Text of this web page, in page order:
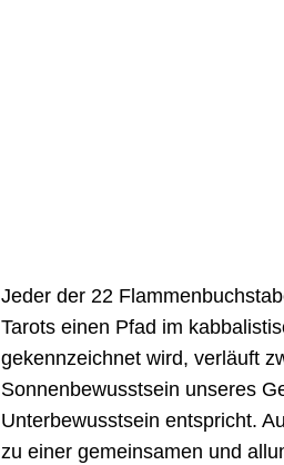
Jeder der 22
Tarots einen Pfad im
gekennzeichnet wird, verläuft
Sonnenbewusstsein unseres
Unterbewusstsein entspricht.
zu einer gemeinsamen und